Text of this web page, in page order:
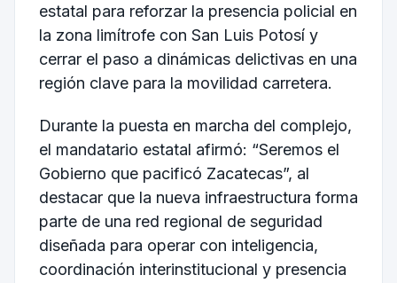
estatal para reforzar la presencia policial en
la zona limítrofe con San Luis Potosí y
cerrar el paso a dinámicas delictivas en una
región clave para la movilidad carretera.
Durante la puesta en marcha del complejo,
el mandatario estatal afirmó: “Seremos el
Gobierno que pacificó Zacatecas”, al
destacar que la nueva infraestructura forma
parte de una red regional de seguridad
diseñada para operar con inteligencia,
coordinación interinstitucional y presencia